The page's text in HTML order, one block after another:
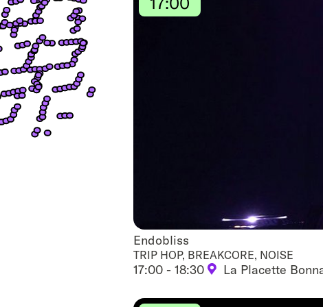
Endobliss
Endobliss
TRIP HOP, BREAKCORE, NOISE
17:00 - 18:30 La Placette